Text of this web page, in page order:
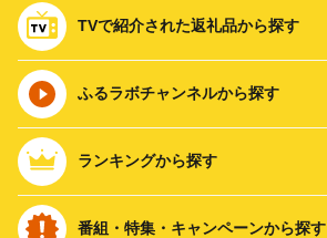
TVで紹介された返礼品から探す
ふるラボチャンネルから探す
ランキングから探す
番組・特集・キャンペーンから探す